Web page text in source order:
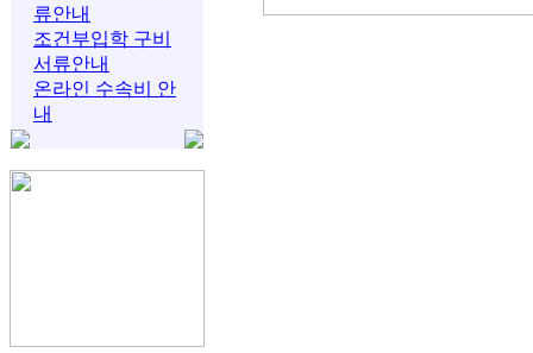
류안내
조건부입학 구비
서류안내
온라인 수속비 안
내